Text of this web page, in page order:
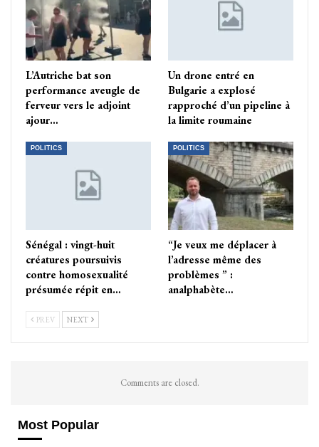
L’Autriche bat son
performance aveugle de
ferveur vers le adjoint
ajour…
Un drone entré en
Bulgarie a explosé
rapproché d’un pipeline à
la limite roumaine
POLITICS
Sénégal : vingt-huit
créatures poursuivis
contre homosexualité
présumée répit en…
POLITICS
“Je veux me déplacer à
l’adresse même des
problèmes ” :
analphabète…
PREV NEXT
Comments are closed.
Most Popular